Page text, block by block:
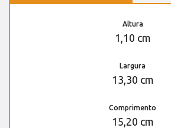
Altura
1,10 cm
Largura
13,30 cm
Comprimento
15,20 cm